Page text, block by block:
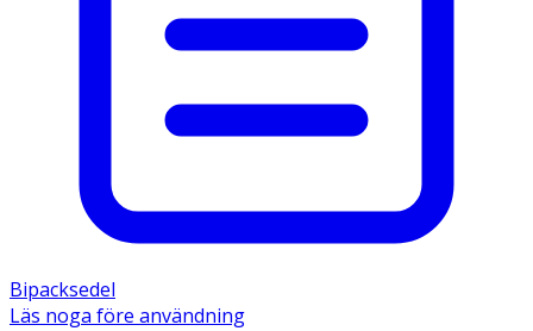
Bipacksedel
Läs noga före användning